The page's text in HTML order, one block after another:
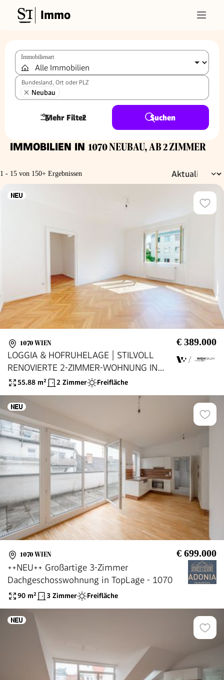
Immo
Immobilienart
Bundesland, Ort oder PLZ
Neubau
Mehr Filter
2 Suchen
IMMOBILIEN IN 1070 NEUBAU, AB 2 ZIMMER
1 - 15 von 150+ Ergebnissen
1070 WIEN € 389.000
LOGGIA & HOFRUHELAGE | STILVOLL
RENOVIERTE 2-ZIMMER-WOHNUNG IN
1070 WIEN
55.88 m² 2 Zimmer Freifläche
1070 WIEN € 699.000
++NEU++ Großartige 3-Zimmer
Dachgeschosswohnung in TopLage - 1070
90 m² 3 Zimmer Freifläche